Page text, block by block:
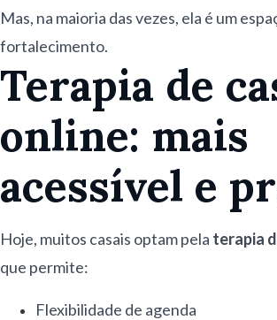
Mas, na maioria das vezes, ela é um
fortalecimento.
Terapia de
online: mais
acessível e
Hoje, muitos casais optam pela terapia
que permite:
Flexibilidade de agenda